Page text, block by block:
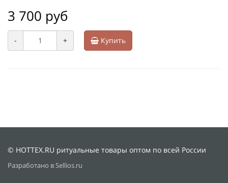
3 700 руб
- + Купить
© HOTTEX.RU ритуальные товары оптом по всей России
Разработано в Sellios.ru